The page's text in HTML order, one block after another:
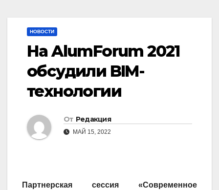
НОВОСТИ
На AlumForum 2021
обсудили BIM-
технологии
От Редакция
МАЙ 15, 2022
Партнерская сессия «Современное